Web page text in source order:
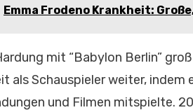
Emma Frodeno Krankheit:
mit “Babylon Berlin”
als Schauspieler weiter, indem
und Filmen mitspielte.